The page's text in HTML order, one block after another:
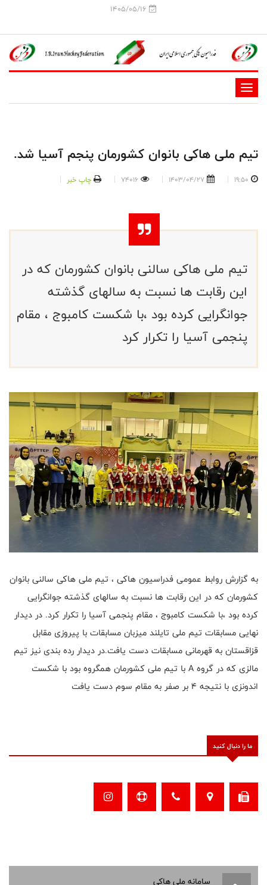
1405/05/16
-
-
-
تیم ملی هاکی بانوان کشورمان پنجم آسیا شد.
19:50
1403/04/27
74016 چاپ خبر
تیم ملی هاکی سالنی بانوان کشورمان که در
این رقابت ها نسبت به سالهای گذشته
جوانگرایی کرده بود ،با شکست کامبوج ، مقام
پنجمی آسیا را تکرار کرد
به گزارش روابط عمومی فدراسیون هاکی ، تیم ملی هاکی سالنی بانوان
کشورمان که در این رقابت ها نسبت به سالهای گذشته جوانگرایی
کرده بود ،با شکست کامبوج ، مقام پنجمی آسیا را تکرار کرد. در دیدار
نهایی مسابقات تیم ملی تایلند میزبان مسابقات با پیروزی مقابل
قزاقستان به قهرمانی مسابقات دست یافت.در دیدار رده بندی نیز تیم
مالزی که در گروه A با تیم ملی کشورمان همگروه بود با شکست
اندونزی با نتیجه ۴ بر صفر به مقام سوم دست یافت
ما را دنبال کنید
سامانه ملی هاکی